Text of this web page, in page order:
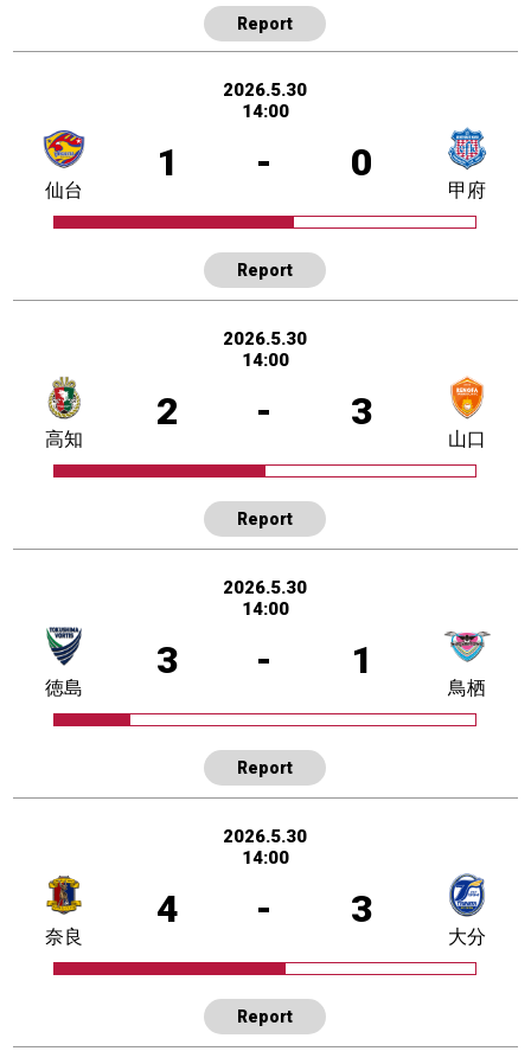
Report
2026.5.30
14:00
1 - 0
仙台 甲府
Report
2026.5.30
14:00
2 - 3
高知 山口
Report
2026.5.30
14:00
3 - 1
徳島 鳥栖
Report
2026.5.30
14:00
4 - 3
奈良 大分
Report